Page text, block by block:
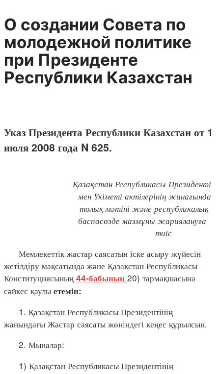
О создании Совета по
молодежной политике
при Президенте
Республики Казахстан
Указ Президента Республики Казахстан от 1
июля 2008 года N 625.
Қазақстан Республикасы Президенті
мен Үкіметі актілерінің жинағында
толық мәтіні және республикалық
баспасөзде мазмұны жариялануға
тиіс
Мемлекеттік жастар саясатын іске асыру жүйесін
жетілдіру мақсатында және Қазақстан Республикасы
Конституциясының 44-бабының 20) тармақшасына
сәйкес қаулы етемін:
1. Қазақстан Республикасы Президентінің
жанындағы Жастар саясаты жөніндегі кеңес құрылсын.
2. Мыналар:
1) Қазақстан Республикасы Президентінің